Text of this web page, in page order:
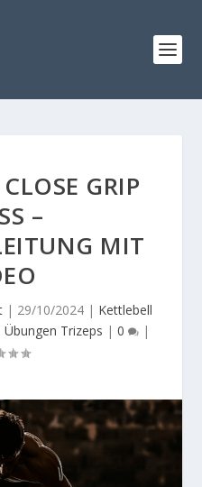
GRIP
–
MIT
| 29/10/2024 | Kettlebell
Übungen Trizeps | 0 |